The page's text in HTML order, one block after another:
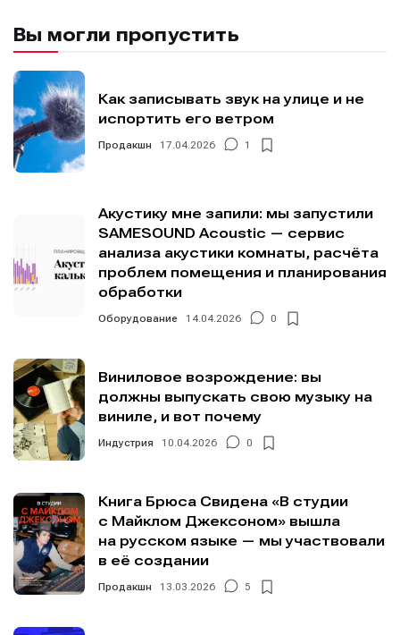
Вы могли пропустить
Как записывать звук на улице и не
испортить его ветром
Продакшн 17.04.2026 1
Акустику мне запили: мы запустили
SAMESOUND Acoustic — сервис
анализа акустики комнаты, расчёта
проблем помещения и планирования
обработки
Оборудование 14.04.2026 0
Виниловое возрождение: вы
должны выпускать свою музыку на
виниле, и вот почему
Индустрия 10.04.2026 0
Книга Брюса Свидена «В студии
с Майклом Джексоном» вышла
на русском языке — мы участвовали
в её создании
Продакшн 13.03.2026 5